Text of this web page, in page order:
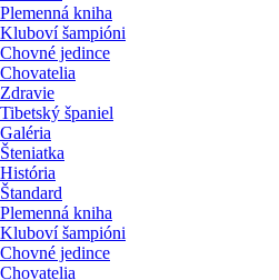
Plemenná kniha
Kluboví šampióni
Chovné jedince
Chovatelia
Zdravie
Tibetský španiel
Galéria
Šteniatka
História
Štandard
Plemenná kniha
Kluboví šampióni
Chovné jedince
Chovatelia